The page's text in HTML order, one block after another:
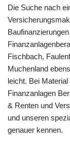
Die Suche nach
Fischbach,
Muchenland
leicht. Bei
Finanzanlagen
& Renten und
und unseren
genauer kennen.